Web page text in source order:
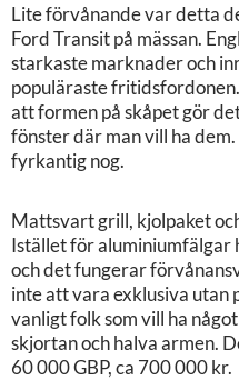
Lite förvånande var detta
Ford Transit på mässan.
starkaste marknader och
populäraste
att formen på skåpet gör
fönster där man vill ha
fyrkantig nog.
Mattsvart grill, kjolpaket
Istället för aluminiumfälgar
och det fungerar
inte att vara exklusiva utan
vanligt folk som vill ha
skjortan och halva armen.
60 000 GBP, ca 700 000 kr.